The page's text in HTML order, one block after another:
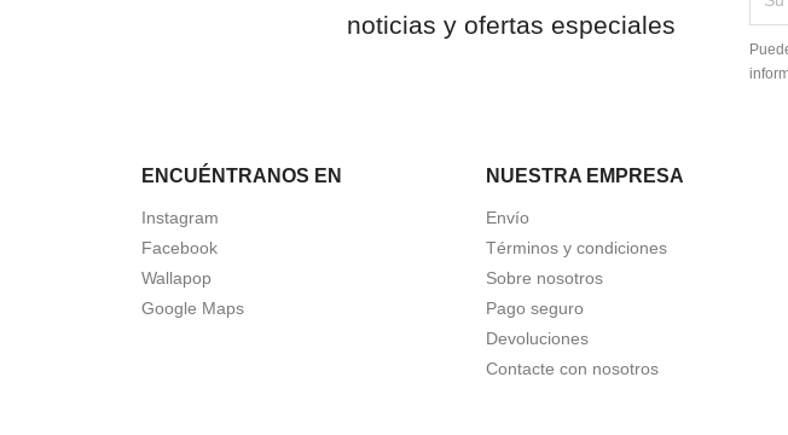
noticias y ofertas especiales
ENCUÉNTRANOS EN
Instagram
Facebook
Wallapop
Google Maps
NUESTRA EMPRESA
Envío
Términos y condiciones
Sobre nosotros
Pago seguro
Devoluciones
Contacte con nosotros